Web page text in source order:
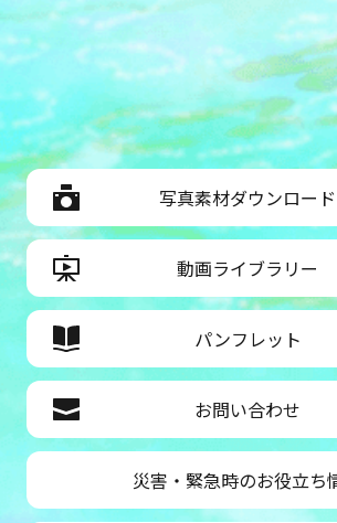
写真素材ダウンロード
動画ライブラリー
パンフレット
お問い合わせ
災害・緊急時のお役立ち